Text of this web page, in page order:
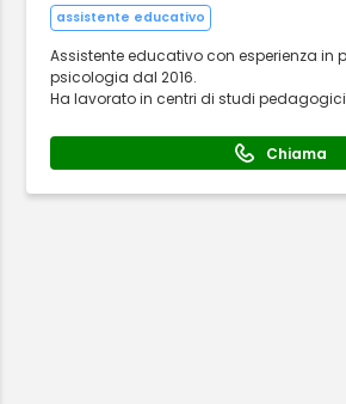
assistente educativo
Assistente educativo con esperienza in
psicologia dal 2016.
Ha lavorato in centri di studi pedagogici
Chiama